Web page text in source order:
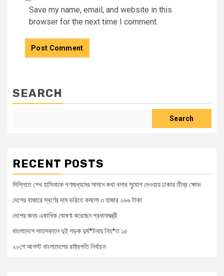
Save my name, email, and website in this
browser for the next time I comment.
SEARCH
Search
RECENT POSTS
দিল্লিতে শেখ হাসিনাকে গণমাধ্যমের সামনে কথা বলার সুযোগ দেওয়ায় ঢাকার তীব্র ক্ষোভ
দেশের বাজারে স্বর্ণের দাম ভরিতে কমলো ৩ হাজার ২৬৬ টাকা
দেশের জন্য একাধিক ঘোষণা করেছেন প্রধানমন্ত্রী
বাংলাদেশে সাতসকালে দুই সড়ক দুর্ঘ*টনায় নিহ*ত ১৫
২০শে আগস্ট বাংলাদেশের রাষ্ট্রপতি নির্বাচন